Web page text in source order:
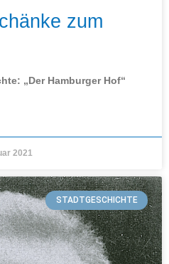
zum
„Der Hamburger Hof“
2021
STADTGESCHICHTE